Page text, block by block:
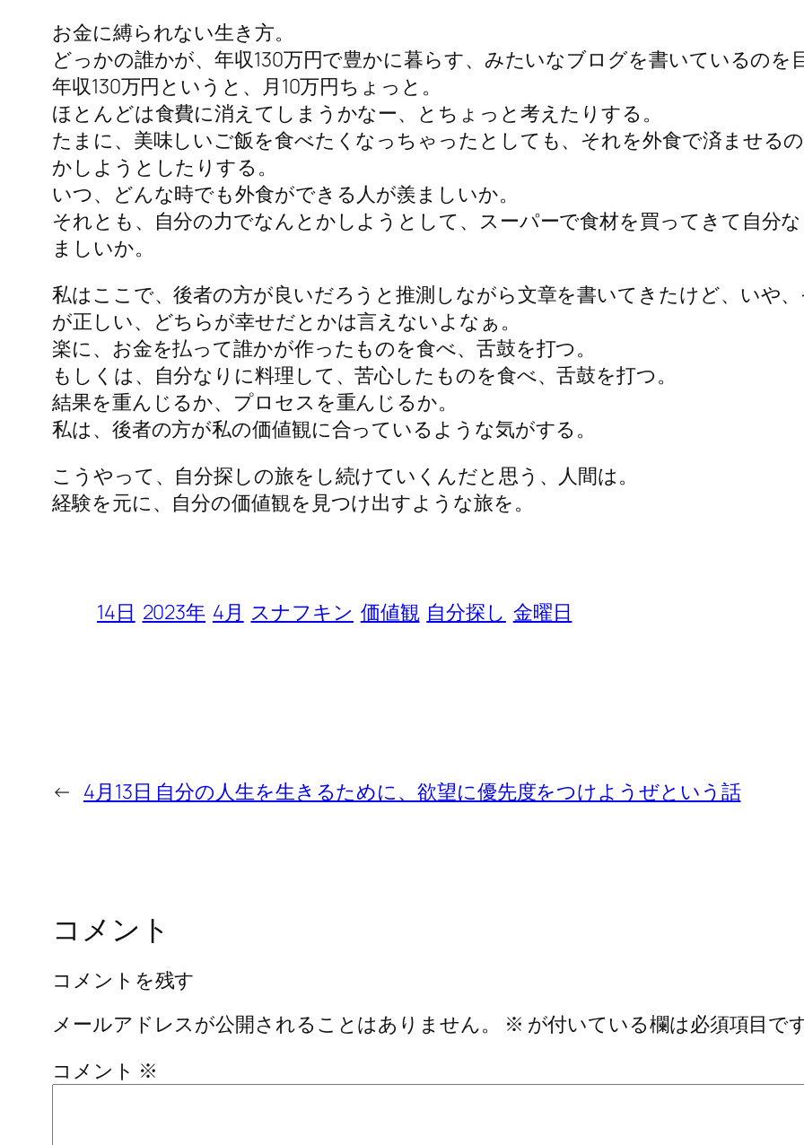
お金に縛られない生き方。
どっかの誰かが、年収130万円で豊かに暮らす、みたいなブログを書いているのを
年収130万円というと、月10万円ちょっと。
ほとんどは食費に消えてしまうかなー、とちょっと考えたりする。
たまに、美味しいご飯を食べたくなっちゃったとしても、それを外食で済ませる
かしようとしたりする。
いつ、どんな時でも外食ができる人が羨ましいか。
それとも、自分の力でなんとかしようとして、スーパーで食材を買ってきて自分
ましいか。
私はここで、後者の方が良いだろうと推測しながら文章を書いてきたけど、いや
が正しい、どちらが幸せだとかは言えないよなぁ。
楽に、お金を払って誰かが作ったものを食べ、舌鼓を打つ。
もしくは、自分なりに料理して、苦心したものを食べ、舌鼓を打つ。
結果を重んじるか、プロセスを重んじるか。
私は、後者の方が私の価値観に合っているような気がする。
こうやって、自分探しの旅をし続けていくんだと思う、人間は。
経験を元に、自分の価値観を見つけ出すような旅を。
14日 2023年 4月 スナフキン 価値観 自分探し 金曜日
← 4月13日 自分の人生を生きるために、欲望に優先度をつけようぜという話
コメント
コメントを残す
メールアドレスが公開されることはありません。
※ が付いている欄は必須項目で
コメント ※